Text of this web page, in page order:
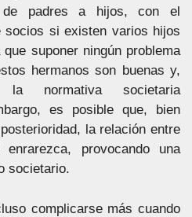
de padres a hijos, con el
socios si existen varios hijos
suponer ningún problema
hermanos son buenas y,
normativa societaria
es posible que, bien
la relación entre
provocando una
societario.
complicarse más cuando